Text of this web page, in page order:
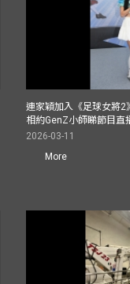
連家穎加入《足球女將
相約GenZ小師睇節目直
2026-03-11
More